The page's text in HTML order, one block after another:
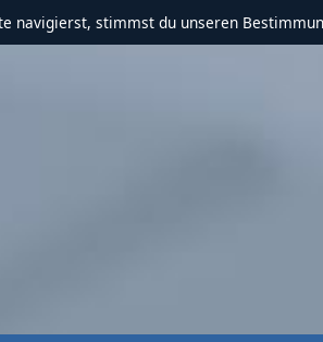
navigierst, stimmst du unseren